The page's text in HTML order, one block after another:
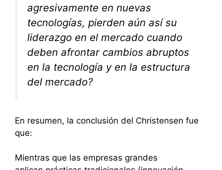
agresivamente en nuevas
tecnologías, pierden aún así su
liderazgo en el mercado cuando
deben afrontar cambios abruptos
en la tecnología y en la estructura
del mercado?
En resumen, la conclusión del Christensen fue
que:
Mientras que las empresas grandes